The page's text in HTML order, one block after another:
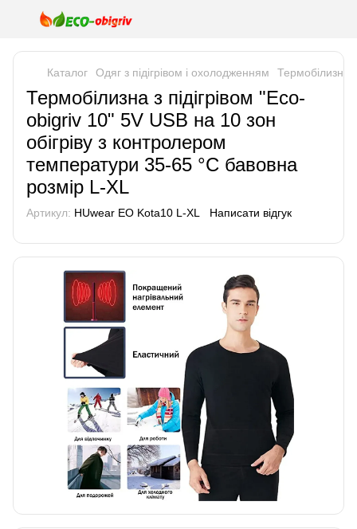
Каталог Одяг з підігрівом і охолодженням Термобілизна з
Термобілизна з підігрівом "Eco-
obigriv 10" 5V USB на 10 зон
обігріву з контролером
температури 35-65 °C бавовна
розмір L-XL
Артикул: HUwear EO Kota10 L-XL Написати відгук